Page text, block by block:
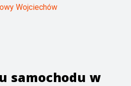
Wojciechów
samochodu w